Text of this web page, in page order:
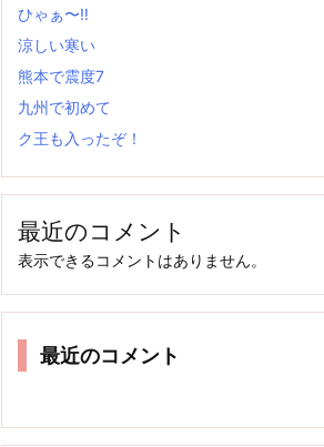
ひゃぁ〜‼
涼しい寒い
熊本で震度7
九州で初めて
ク王も入ったぞ！
最近のコメント
表示できるコメントはありません。
最近のコメント